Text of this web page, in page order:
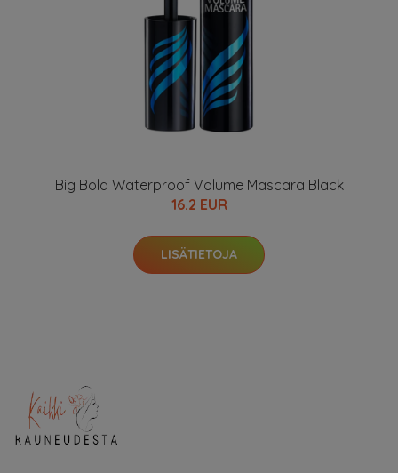
Big Bold Waterproof Volume Mascara Black
16.2 EUR
LISÄTIETOJA